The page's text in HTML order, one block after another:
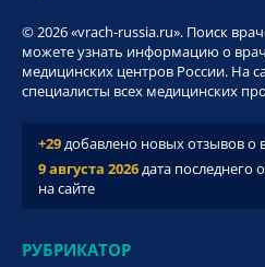
© 2026 «vrach-russia.ru». Поиск
можете узнать информацию о
медицинских центров России. На
специалисты всех медицинских
+29добавлено новых отзывов о
9 августа 2026дата
на сайте
РУБРИКАТОР